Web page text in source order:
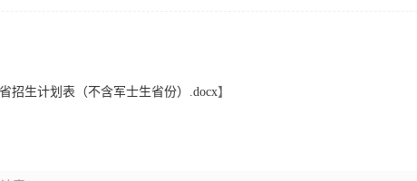
招生计划表（不含军士生省份）.docx】